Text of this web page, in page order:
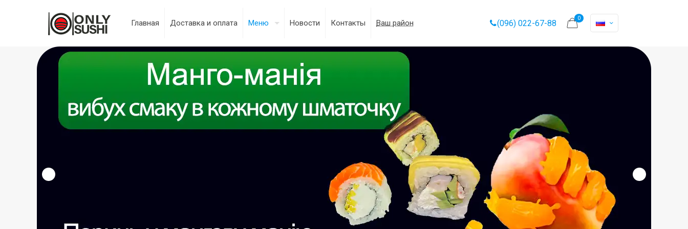
Главная Доставка и оплата Меню Новости Контакты Ваш район (096) 022-67-88
0